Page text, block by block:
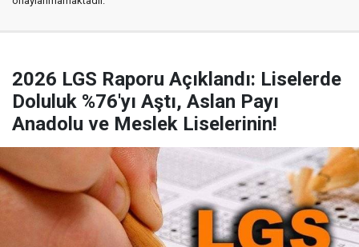
2026 LGS Raporu Açıklandı: Liselerde
Doluluk %76'yı Aştı, Aslan Payı
Anadolu ve Meslek Liselerinin!